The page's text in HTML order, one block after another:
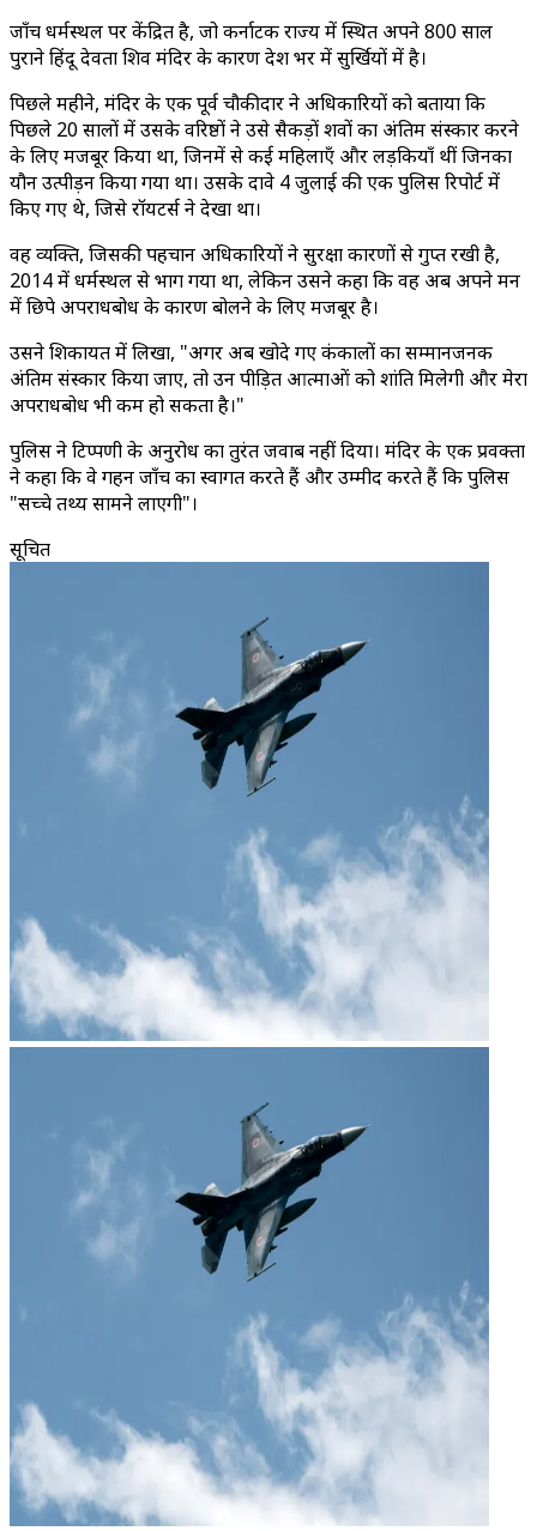
जाँच धर्मस्थल पर केंद्रित है, जो कर्नाटक राज्य में स्थित अपने 800 साल
पुराने हिंदू देवता शिव मंदिर के कारण देश भर में सुर्खियों में है।
पिछले महीने, मंदिर के एक पूर्व चौकीदार ने अधिकारियों को बताया कि
पिछले 20 सालों में उसके वरिष्ठों ने उसे सैकड़ों शवों का अंतिम संस्कार करने
के लिए मजबूर किया था, जिनमें से कई महिलाएँ और लड़कियाँ थीं जिनका
यौन उत्पीड़न किया गया था। उसके दावे 4 जुलाई की एक पुलिस रिपोर्ट में
किए गए थे, जिसे रॉयटर्स ने देखा था।
वह व्यक्ति, जिसकी पहचान अधिकारियों ने सुरक्षा कारणों से गुप्त रखी है,
2014 में धर्मस्थल से भाग गया था, लेकिन उसने कहा कि वह अब अपने मन
में छिपे अपराधबोध के कारण बोलने के लिए मजबूर है।
उसने शिकायत में लिखा, "अगर अब खोदे गए कंकालों का सम्मानजनक
अंतिम संस्कार किया जाए, तो उन पीड़ित आत्माओं को शांति मिलेगी और मेरा
अपराधबोध भी कम हो सकता है।"
पुलिस ने टिप्पणी के अनुरोध का तुरंत जवाब नहीं दिया। मंदिर के एक प्रवक्ता
ने कहा कि वे गहन जाँच का स्वागत करते हैं और उम्मीद करते हैं कि पुलिस
"सच्चे तथ्य सामने लाएगी"।
सूचित